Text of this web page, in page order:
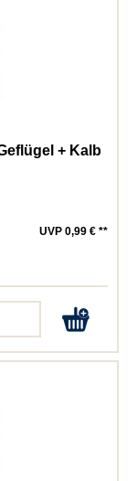
+ Kalb
UVP 0,99 € **